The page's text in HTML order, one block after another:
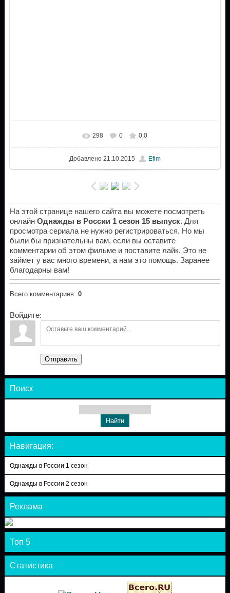
298 0 0.0
Добавлено21.10.2015 Efim
На этой странице нашего сайта вы можете посмотреть
онлайн Однажды в России 1 сезон 15 выпуск. Для
просмотра сериала не нужно регистрироваться. Но мы
были бы признательны вам, если вы оставите
комментарии об этом фильме и поставите лайк. Это не
займет у вас много времени, а нам это помощь. Заранее
благодарны вам!
Всего комментариев: 0
Войдите:
Отправить
Поиск
Навигация:
Однажды в России 1 сезон
Однажды в России 2 сезон
Реклама
Топ 5
Статистика